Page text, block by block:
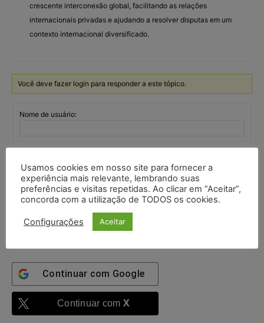
crescente interconexão global, facilitando as relações
internacionais privadas e ajudando a resolver disputas em um
contexto internacional diversificado.
Você deve fazer login para responder a este tópico.
Nome de usuário:
Mantenha-me
autenticado
Entrar
Continuar com Google
Continuar com X
Usamos cookies em nosso site para fornecer a
experiência mais relevante, lembrando suas
preferências e visitas repetidas. Ao clicar em “Aceitar”,
concorda com a utilização de TODOS os cookies.
Configurações Aceitar